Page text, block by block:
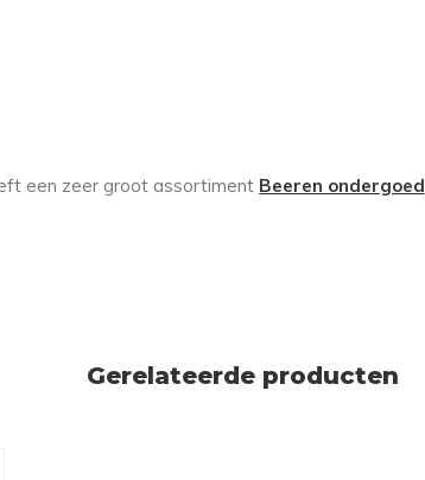
een zeer groot assortiment Beeren ondergoed
Gerelateerde producten